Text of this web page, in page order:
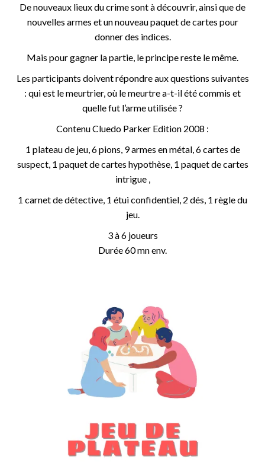
De nouveaux lieux du crime sont à découvrir, ainsi que de
nouvelles armes et un nouveau paquet de cartes pour
donner des indices.
Mais pour gagner la partie, le principe reste le même.
Les participants doivent répondre aux questions suivantes
: qui est le meurtrier, où le meurtre a-t-il été commis et
quelle fut l’arme utilisée ?
Contenu Cluedo Parker Edition 2008 :
1 plateau de jeu, 6 pions, 9 armes en métal, 6 cartes de
suspect, 1 paquet de cartes hypothèse, 1 paquet de cartes
intrigue ,
1 carnet de détective, 1 étui confidentiel, 2 dés, 1 règle du
jeu.
3 à 6 joueurs
Durée 60 mn env.